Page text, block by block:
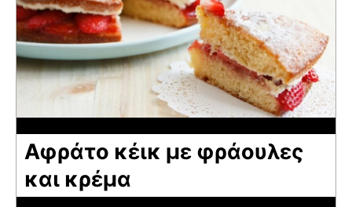
Αφράτο κέικ με φράουλες
και κρέμα